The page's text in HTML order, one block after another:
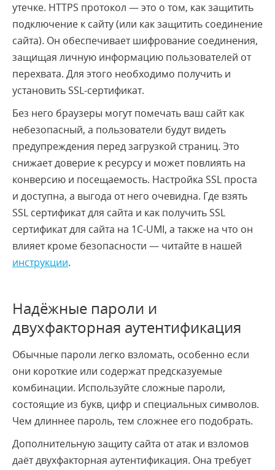
утечке. HTTPS протокол — это о том, как защитить
подключение к сайту (или как защитить соединение
сайта). Он обеспечивает шифрование соединения,
защищая личную информацию пользователей от
перехвата. Для этого необходимо получить и
установить SSL-сертификат.
Без него браузеры могут помечать ваш сайт как
небезопасный, а пользователи будут видеть
предупреждения перед загрузкой страниц. Это
снижает доверие к ресурсу и может повлиять на
конверсию и посещаемость. Настройка SSL проста
и доступна, а выгода от него очевидна. Где взять
SSL сертификат для сайта и как получить SSL
сертификат для сайта на 1С-UMI, а также на что он
влияет кроме безопасности — читайте в нашей
инструкции.
Надёжные пароли и
двухфакторная аутентификация
Обычные пароли легко взломать, особенно если
они короткие или содержат предсказуемые
комбинации. Используйте сложные пароли,
состоящие из букв, цифр и специальных символов.
Чем длиннее пароль, тем сложнее его подобрать.
Дополнительную защиту сайта от атак и взломов
даёт двухфакторная аутентификация. Она требует